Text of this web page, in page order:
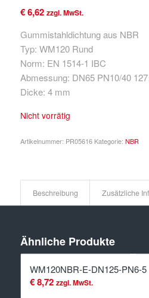
€6,62 zzgl. MwSt.
Gummistahldichtung aus NBR
Typ: WM120 Rund
Norm: EN 1514-1 IBC
Abmessung: DN65 PN10/40
Dicke: 4 mm
Nicht vorrätig
Artikelnummer: PR05616 Kategorie: NBR
Beschreibung Zusätzliche
Ähnliche Produkte
WM120NBR-E-DN125-PN6-5
€8,72 zzgl. MwSt.